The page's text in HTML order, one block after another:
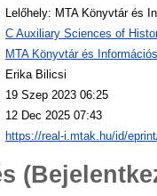
Lelőhely: MTA Könyvtár és
C Auxiliary Sciences of
MTA Könyvtár és
Erika Bilicsi
19 Szep 2023 06:25
12 Dec 2025 07:43
https://real-i.mtak.hu/id/